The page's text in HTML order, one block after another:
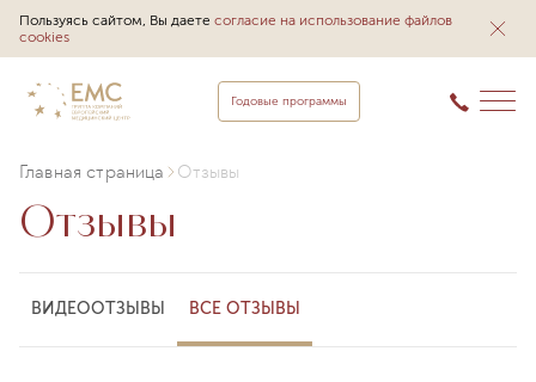
Пользуясь сайтом, Вы даете согласие на использование файлов
cookies
Годовые программы
Главная страница Отзывы
Отзывы
ВИДЕООТЗЫВЫ ВСЕ ОТЗЫВЫ